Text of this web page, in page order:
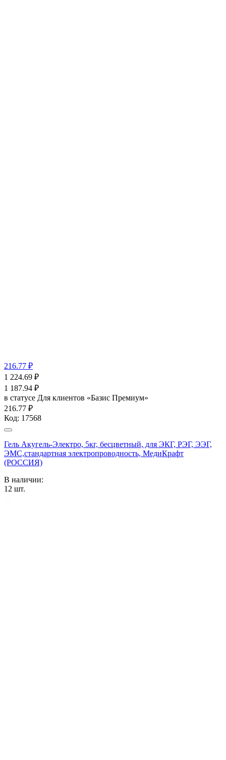
216.77 ₽
1 224.69 ₽
1 187.94 ₽
в статусе Для клиентов «Базис Премиум»
216.77 ₽
Код: 17568
Гель Акугель-Электро, 5кг, бесцветный, для ЭКГ, РЭГ, ЭЭГ,
ЭМС,стандартная электропроводность, МедиКрафт
(РОССИЯ)
В наличии:
12 шт.